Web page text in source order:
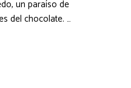
un paraíso de
del chocolate. …